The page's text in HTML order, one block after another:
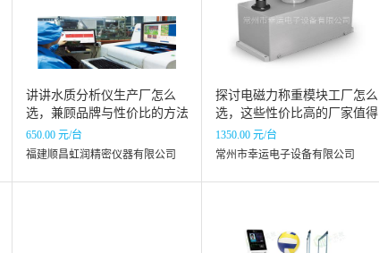
讲讲水质分析仪生产厂怎么
选，兼顾品牌与性价比的方法
650.00 元/台
福建顺昌虹润精密仪器有限公司
探讨电磁力称重模块工厂怎么
选，这些性价比高的厂家值得
关注
1350.00 元/台
常州市幸运电子设备有限公司